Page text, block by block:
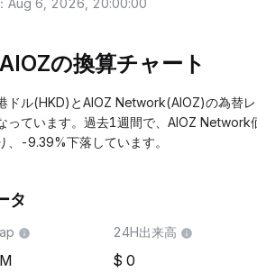
Aug 6, 2026, 20:00:00
AIOZの換算チャート
ドル(HKD)とAIOZ Network(AIOZ)の為
っています。過去1週間で、AIOZ
、-9.39%下落しています。
タ
24H出来高
0